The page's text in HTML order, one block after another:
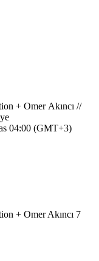
+ Omer Akıncı //
04:00 (GMT+3)
+ Omer Akıncı 7